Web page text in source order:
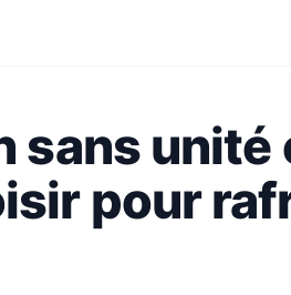
sans unité
pour